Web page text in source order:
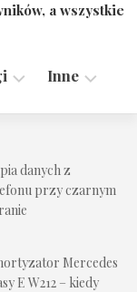
a wszystkie
Inne
danych z
przy czarnym
Mercedes
E W212 – kiedy